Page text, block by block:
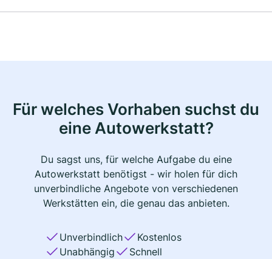
Für welches Vorhaben suchst du
eine Autowerkstatt?
Du sagst uns, für welche Aufgabe du eine
Autowerkstatt benötigst - wir holen für dich
unverbindliche Angebote von verschiedenen
Werkstätten ein, die genau das anbieten.
Unverbindlich
Kostenlos
Unabhängig
Schnell